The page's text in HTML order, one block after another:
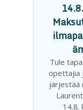
Tule
opettajia
järjestää
14.8.